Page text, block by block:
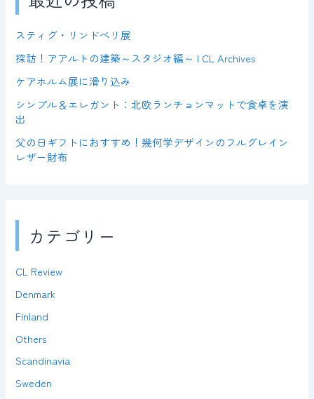
スティグ・リンドベリ展
探訪！アアルトの建築～スタジオ編～ | CL Archives
ケアホルム展に滑り込み
シンプル＆エレガント：北欧ランチョンマットで食卓を演
出
父の日ギフトにおすすめ！幾何学デザインのフルグレイン
レザー財布
カテゴリー
CL Review
Denmark
Finland
Others
Scandinavia
Sweden